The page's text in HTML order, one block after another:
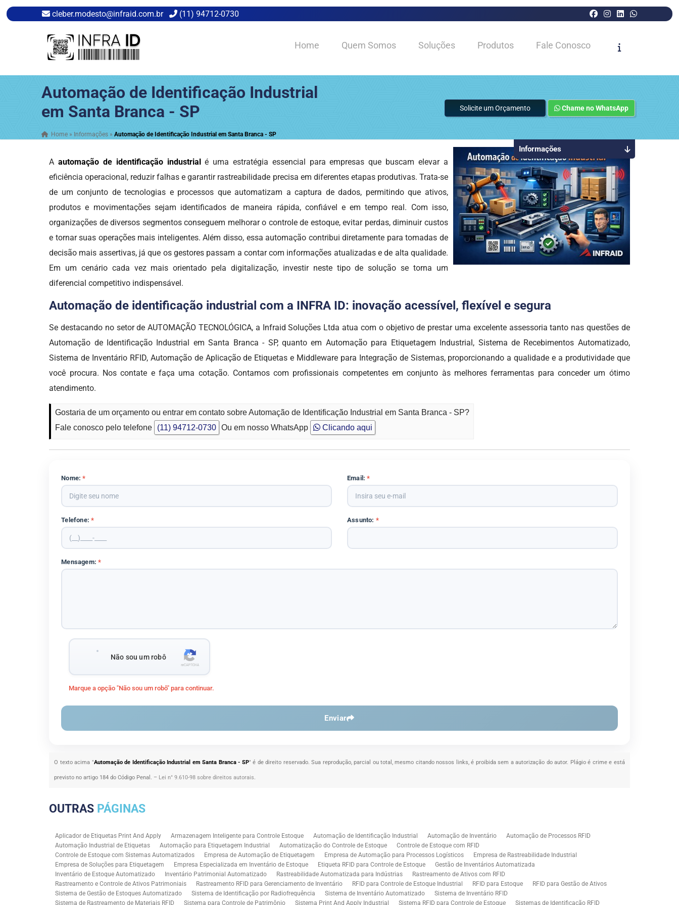
cleber.modesto@infraid.com.br (11) 94712-0730
Home Quem Somos Soluções Produtos Fale Conosco
Automação de Identificação Industrial
em Santa Branca - SP
Home » Informações »Automação de Identificação Industrial em Santa Branca - SP
Solicite um Orçamento Chame no WhatsApp
Aautomação de identificação industrialé uma estratégia essencial para empresas que buscam elevar a
eficiência operacional, reduzir falhas e garantir rastreabilidade precisa em diferentes etapas produtivas. Trata-se
de um conjunto de tecnologias e processos que automatizam a captura de dados, permitindo que ativos,
produtos e movimentações sejam identificados de maneira rápida, confiável e em tempo real. Com isso,
organizações de diversos segmentos conseguem melhorar o controle de estoque, evitar perdas, diminuir custos
e tornar suas operações mais inteligentes. Além disso, essa automação contribui diretamente para tomadas de
decisão mais assertivas, já que os gestores passam a contar com informações atualizadas e de alta qualidade.
Em um cenário cada vez mais orientado pela digitalização, investir neste tipo de solução se torna um
diferencial competitivo indispensável.
Automação de identificação industrial com a INFRA ID: inovação acessível, flexível e segura
Se destacando no setor de AUTOMAÇÃO TECNOLÓGICA, a Infraid Soluções Ltda atua com o objetivo de prestar uma excelente assessoria tanto nas questões de
Automação de Identificação Industrial em Santa Branca - SP, quanto em Automação para Etiquetagem Industrial, Sistema de Recebimentos Automatizado,
Sistema de Inventário RFID, Automação de Aplicação de Etiquetas e Middleware para Integração de Sistemas, proporcionando a qualidade e a produtividade que
você procura. Nos contate e faça uma cotação. Contamos com profissionais competentes em conjunto às melhores ferramentas para conceder um ótimo
atendimento.
Gostaria de um orçamento ou entrar em contato sobre Automação de Identificação Industrial em Santa Branca - SP?
Fale conosco pelo telefone
(11) 94712-0730 Ou em nosso WhatsApp Clicando aqui
Nome:* Email:*
Telefone:* Assunto: *
Mensagem:*
Não sou um robô
Marque a opção "Não sou um robô" para continuar.
Enviar
O texto acima "Automação de Identificação Industrial em Santa Branca - SP" é de direito reservado. Sua reprodução, parcial ou total, mesmo citando nossos links, é proibida sem a autorização do autor. Plágio é crime e está
previsto no artigo 184 do Código Penal. – Lei n° 9.610-98 sobre direitos autorais.
Informações
OUTRAS PÁGINAS
Aplicador de Etiquetas Print And Apply Armazenagem Inteligente para Controle Estoque Automação de Identificação Industrial Automação de Inventário
Automação de Processos RFID
Automação Industrial de Etiquetas
Automação para Etiquetagem Industrial Automatização do Controle de Estoque
Controle de Estoque com RFID
Controle de Estoque com Sistemas Automatizados
Empresa de Automação de Etiquetagem Empresa de Automação para Processos Logísticos
Empresa de Rastreabilidade Industrial
Empresa de Soluções para Etiquetagem
Empresa Especializada em Inventário de Estoque Etiqueta RFID para Controle de Estoque
Gestão de Inventários Automatizada
Inventário de Estoque Automatizado
Inventário Patrimonial Automatizado Rastreabilidade Automatizada para Indústrias
Rastreamento de Ativos com RFID
Rastreamento e Controle de Ativos Patrimoniais
Rastreamento RFID para Gerenciamento de Inventário RFID para Controle de Estoque Industrial RFID para Estoque
RFID para Gestão de Ativos
Sistema de Gestão de Estoques Automatizado
Sistema de Identificação por Radiofrequência Sistema de Inventário Automatizado
Sistema de Inventário RFID
Sistema de Rastreamento de Materiais RFID
Sistema para Controle de Patrimônio Sistema Print And Apply Industrial Sistema RFID para Controle de Estoque Sistemas de Identificação RFID